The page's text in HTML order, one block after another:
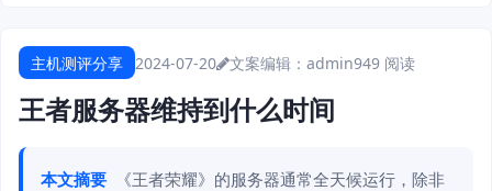
主机测评分享 2024-07-20 文案编辑：admin949 阅读
王者服务器维持到什么时间
本文摘要
《王者荣耀》的服务器通常全天候运行，除非